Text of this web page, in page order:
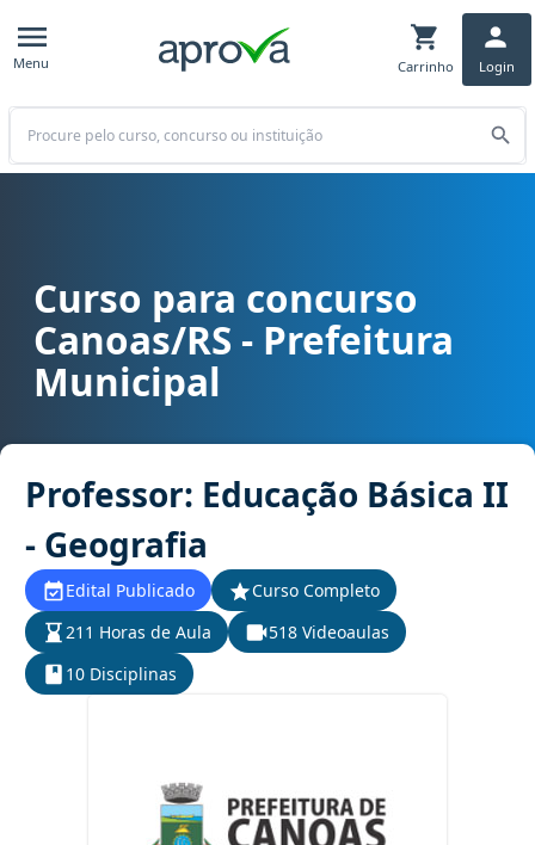
Menu Carrinho Login
Buscar
Curso para concurso Canoas/RS - Prefeitura Municipal cargo
Curso para concurso
Canoas/RS - Prefeitura
Municipal
Professor: Educação Básica II
- Geografia
Edital Publicado
Curso Completo
211 Horas de Aula
518 Videoaulas
10 Disciplinas